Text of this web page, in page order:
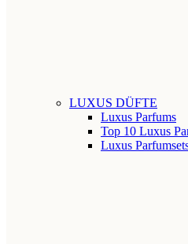
LUXUS DÜFTE
Luxus Parfums
Top 10 Luxus
Luxus